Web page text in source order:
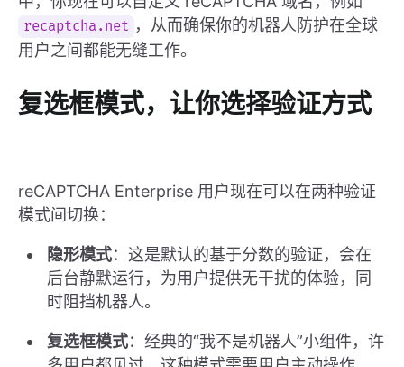
recaptcha.net ，从而确保你的机器人防护在全球
用户之间都能无缝工作。
复选框模式，让你选择验证方式
reCAPTCHA Enterprise 用户现在可以在两种验证
模式间切换：
隐形模式：这是默认的基于分数的验证，会在
后台静默运行，为用户提供无干扰的体验，同
时阻挡机器人。
复选框模式：经典的“我不是机器人”小组件，许